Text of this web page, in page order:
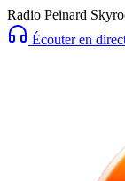
Radio Peinard
Écouter en